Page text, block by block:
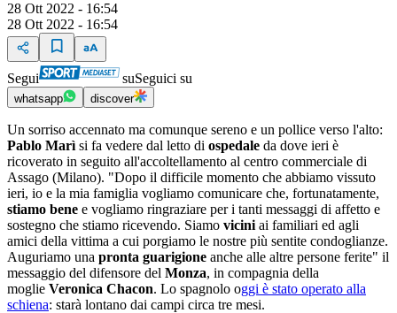
28 Ott 2022 - 16:54
28 Ott 2022 - 16:54
Segui suSeguici su
whatsapp discover
Un sorriso accennato ma comunque sereno e un pollice verso l'alto:
Pablo Marì si fa vedere dal letto di ospedale da dove ieri è
ricoverato in seguito all'accoltellamento al centro commerciale di
Assago (Milano). "Dopo il difficile momento che abbiamo vissuto
ieri, io e la mia famiglia vogliamo comunicare che, fortunatamente,
stiamo bene e vogliamo ringraziare per i tanti messaggi di affetto e
sostegno che stiamo ricevendo. Siamo vicini ai familiari ed agli
amici della vittima a cui porgiamo le nostre più sentite condoglianze.
Auguriamo una pronta guarigione anche alle altre persone ferite" il
messaggio del difensore del Monza, in compagnia della
moglie Veronica Chacon. Lo spagnolo oggi è stato operato alla
schiena: starà lontano dai campi circa tre mesi.